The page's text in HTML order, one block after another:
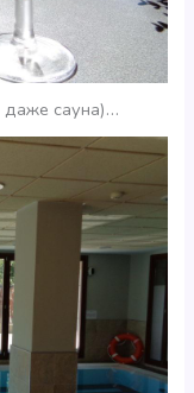
даже сауна)…